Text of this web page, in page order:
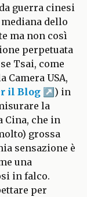
guerra cinesi
dello
ma non così
perpetuata
Tsai, come
Camera USA,
il Blog
) in
la
Cina, che in
grossa
sensazione è
una
in falco.
per